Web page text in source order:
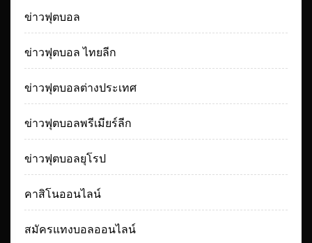
ข่าวฟุตบอล
ข่าวฟุตบอล ไทยลีก
ข่าวฟุตบอลต่างประเทศ
ข่าวฟุตบอลพรีเมียร์ลีก
ข่าวฟุตบอลยุโรป
คาสิโนออนไลน์
สมัครแทงบอลออนไลน์